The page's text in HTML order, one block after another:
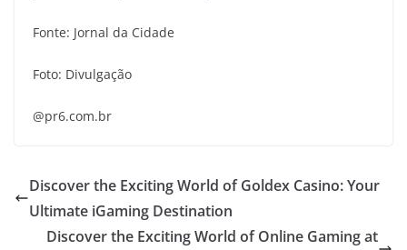
Fonte: Jornal da Cidade
Foto: Divulgação
@pr6.com.br
Discover the Exciting World of Goldex Casino: Your
Ultimate iGaming Destination
Discover the Exciting World of Online Gaming at